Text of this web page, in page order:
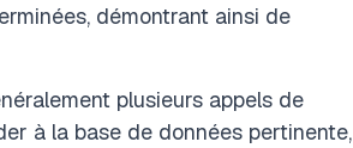
démontrant ainsi de
plusieurs appels de
à la base de données pertinente,